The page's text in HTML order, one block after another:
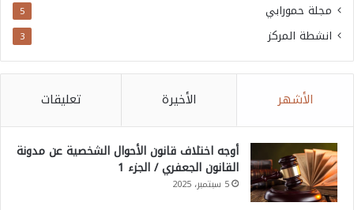
مجلة حمورابي 5
انشطة المركز 3
الأشهر الأخيرة تعليقات
أوجه اختلاف قانون الأحوال الشخصية عن مدونة
القانون الجعفري / الجزء 1
5 سبتمبر، 2025